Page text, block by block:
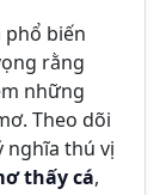
phổ biến
rằng
những
Theo dõi
nghĩa thú vị
thấy cá,